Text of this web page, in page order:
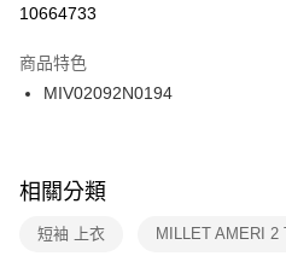
１．於結帳方式選擇「AFTEE先享後付
２．訂單成立數日內，您將收到繳費通知
３．收到繳費通知簡訊後14天內，點擊
ATM／網路銀行／等多元方式進行付款
※ 交易是否成功請以「AFTEE先享後付
是否繳費成功／繳費後需取消欲退款等
客戶支援中心」
https://
每筆NT$100，滿NT$1,500(含以上)
付款後門市自取
每筆NT$100，滿NT$1,500(含以上)
10664733
商品特色
MIV02092N0194
相關分類
短袖 上衣 MILLET AMERI 2